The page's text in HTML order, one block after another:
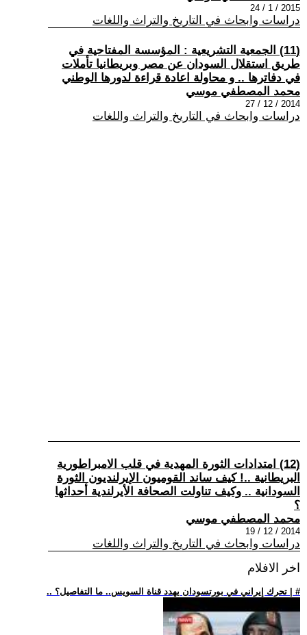
2015 / 1 / 24
دراسات وابحاث في التاريخ والتراث واللغات
(11) الجمعية التشريعية : المؤسسة المفتاحية في
طريق استقلال السودان عن مصر وبريطانيا تأملات
في دفاترها .. و محاولة اعادة قراءة لدورها الوطني
محمد المصطفي موسي
2014 / 12 / 27
دراسات وابحاث في التاريخ والتراث واللغات
(12) امتدادات الثورة المهدية في قلب الامبراطورية
البريطانية ..! كيف ساند القوميون الإيرلنديون الثورة
السودانية .. وكيف تناولت الصحافة الأيرلندية أحداثها
؟
محمد المصطفي موسي
2014 / 12 / 19
دراسات وابحاث في التاريخ والتراث واللغات
اخر الافلام
.. تحرك إيراني في بورتسودان يهدد قناة السويس.. ما التفاصيل؟ | #